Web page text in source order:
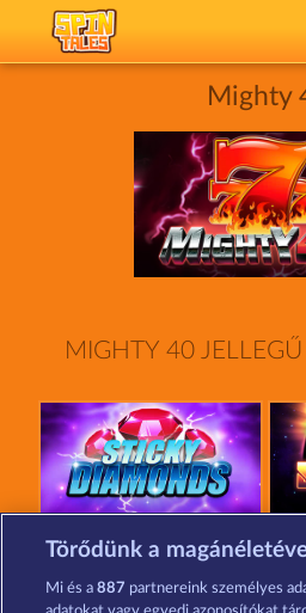
Mighty
MIGHTY 40
Sticky Diamonds Total
Törődünk a
Mi és a887 partnereink személyes